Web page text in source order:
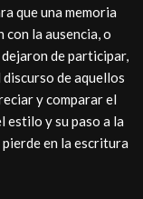
que una memoria
con la ausencia, o
de participar,
de aquellos
y comparar el
estilo y su paso a la
en la escritura